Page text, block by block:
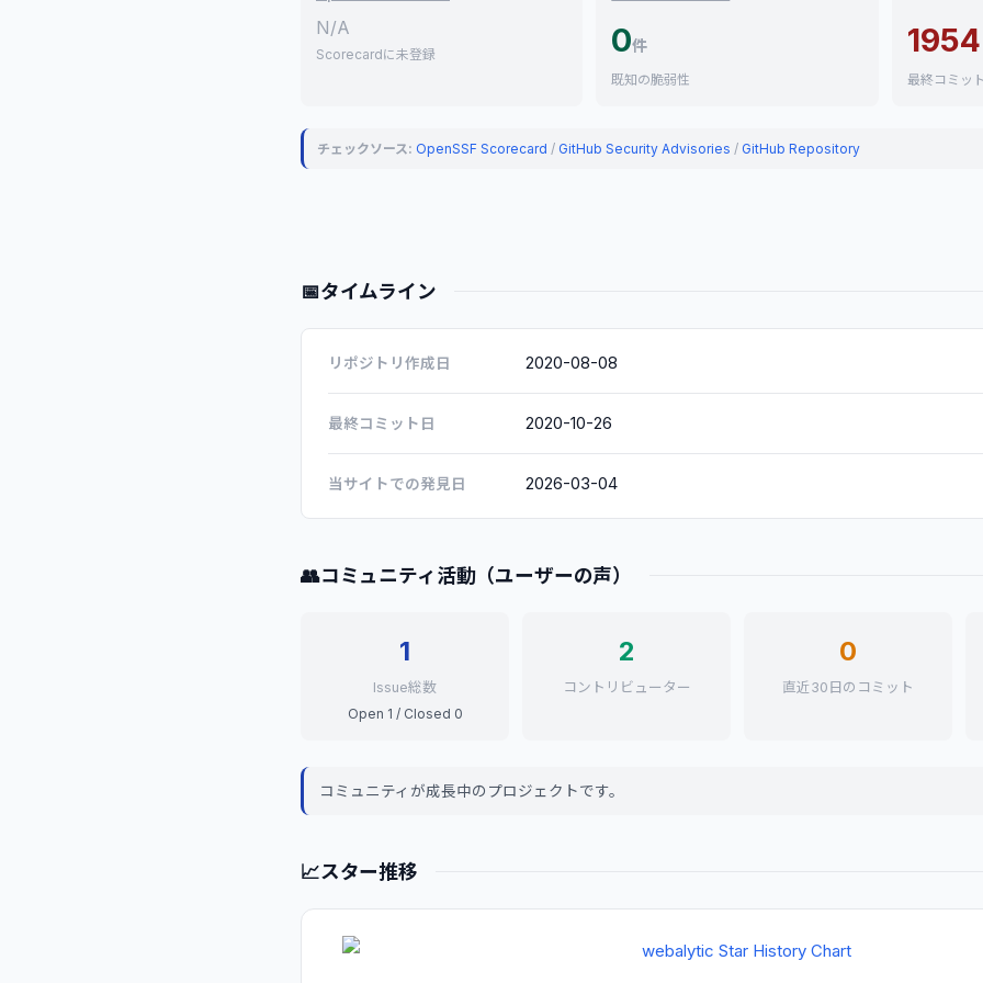
N/A
Scorecardに未登録 0件
既知の脆弱性
1954
最終コミッ
チェックソース: OpenSSF Scorecard / GitHub Security Advisories / GitHub Repository
📅タイムライン
リポジトリ作成日 2020-08-08
最終コミット日 2020-10-26
当サイトでの発見日 2026-03-04
👥コミュニティ活動（ユーザーの声）
1
Issue総数
Open 1 / Closed 0
2
コントリビューター
0
直近30日のコミット
コミュニティが成長中のプロジェクトです。
📈スター推移